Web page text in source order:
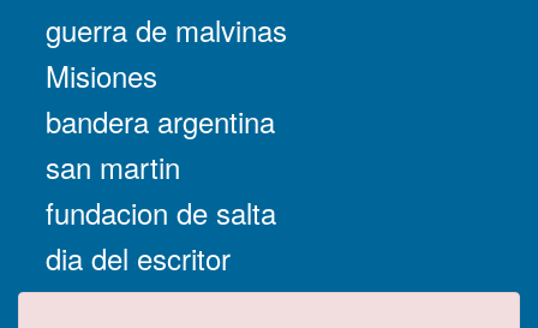
guerra de malvinas
Misiones
bandera argentina
san martin
fundacion de salta
dia del escritor